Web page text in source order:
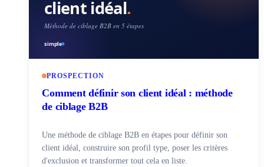
PROSPECTION
Comment définir son client idéal : méthode
de ciblage B2B
Une méthode de ciblage B2B en étapes pour définir son
client idéal, construire son profil type, poser les critères
d'exclusion et transformer tout cela en liste.